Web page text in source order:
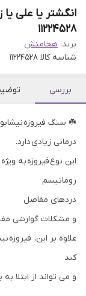
انگشتر یا علی یا
11224528
برند: هخامنش
شناسه کالا 11224528
بررسی
☘️ سنگ فیروزه
درمانی زیادی دارد.
این نوع فیروزه به
روماتیسم
دردهای مفاصل
و مشکلات گوارشی
علاوه بر این،
کند
و می تواند از ابتلا